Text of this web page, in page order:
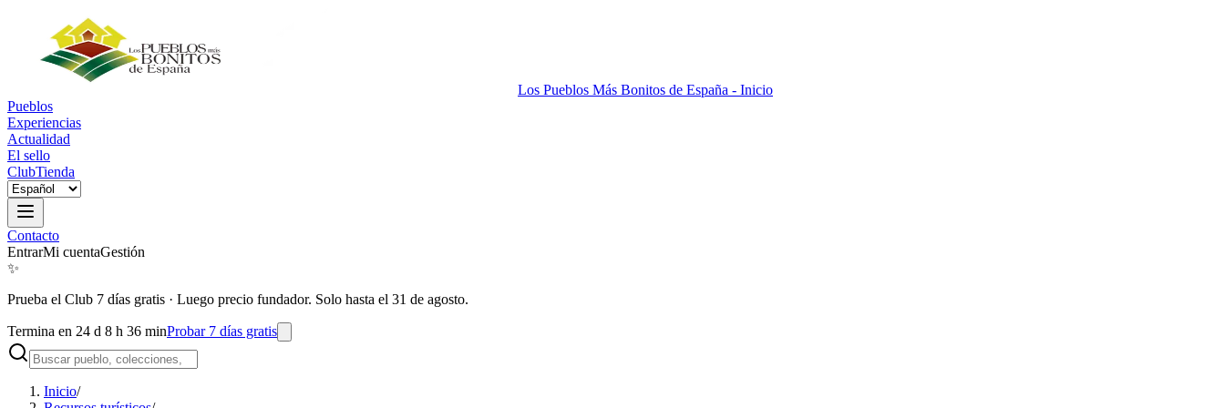
Los Pueblos Más Bonitos de España - Inicio
Pueblos
Experiencias
Actualidad
El sello
ClubTienda
Contacto
EntrarMi cuentaGestión
✨
Prueba el Club 7 días gratis · Luego precio fundador. Solo hasta el 31 de agosto.
Termina en 24 d 8 h 36 minProbar 7 días gratis
Inicio/